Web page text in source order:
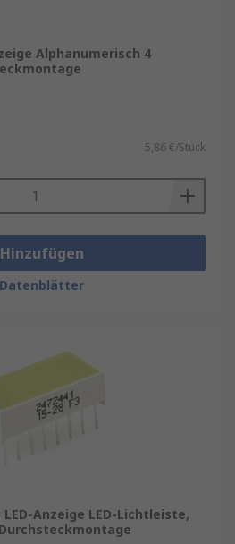
Alphanumerisch 4
5,86 €/Stück
Hinzufügen
Datenblätter
LED-Anzeige LED-Lichtleiste,